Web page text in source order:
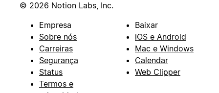
© 2026 Notion Labs, Inc.
Empresa
Sobre nós
Carreiras
Segurança
Status
Termos e
Baixar
iOS e Android
Mac e Windows
Calendar
Web Clipper